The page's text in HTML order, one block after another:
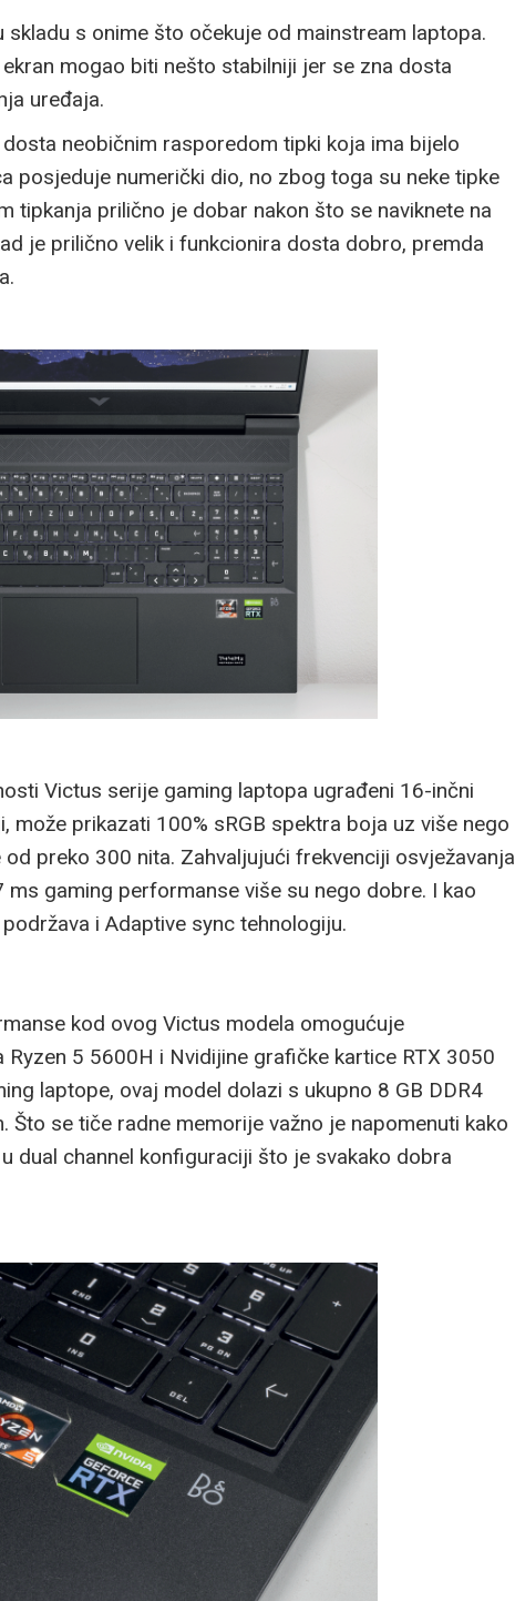
s onime što očekuje od mainstream laptopa.
mogao biti nešto stabilniji jer se zna dosta
uređaja.
neobičnim rasporedom tipki koja ima bijelo
posjeduje numerički dio, no zbog toga su neke tipke
tipkanja prilično je dobar nakon što se naviknete na
je prilično velik i funkcionira dosta dobro, premda
Victus serije gaming laptopa ugrađeni 16-inčni
može prikazati 100% sRGB spektra boja uz više nego
preko 300 nita. Zahvaljujući frekvenciji osvježavanja
gaming performanse više su nego dobre. I kao
i Adaptive sync tehnologiju.
kod ovog Victus modela omogućuje
5 5600H i Nvidijine grafičke kartice RTX 3050
laptope, ovaj model dolazi s ukupno 8 GB DDR4
Što se tiče radne memorije važno je napomenuti kako
dual channel konfiguraciji što je svakako dobra